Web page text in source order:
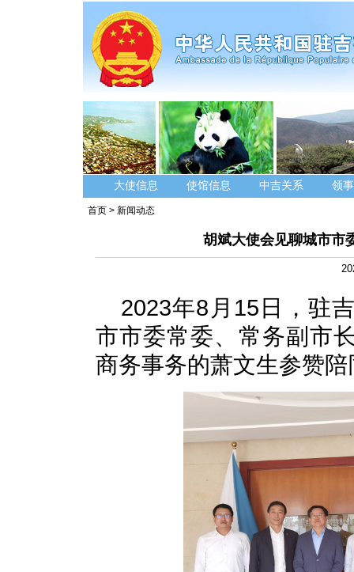
大使信息 使馆信息 中吉关系 领
首页 > 新闻动态
胡斌大使会见聊城市市
2023年8月15日，驻
市市委常委、常务副市
商务事务的萧文生参赞陪